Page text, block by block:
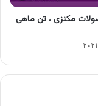
مکنزی ، تن ماهی